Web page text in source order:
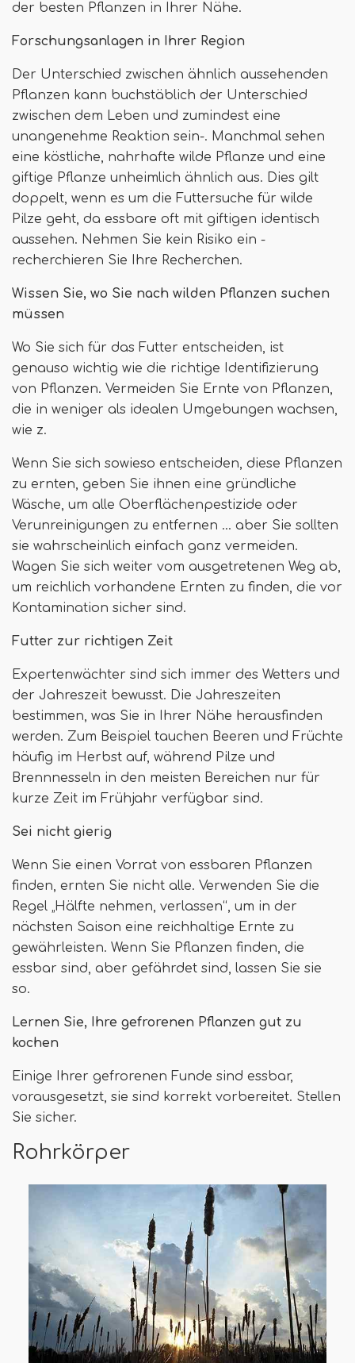
der besten Pflanzen in Ihrer Nähe.
Forschungsanlagen in Ihrer Region
Der Unterschied zwischen ähnlich aussehenden
Pflanzen kann buchstäblich der Unterschied
zwischen dem Leben und zumindest eine
unangenehme Reaktion sein-. Manchmal sehen
eine köstliche, nahrhafte wilde Pflanze und eine
giftige Pflanze unheimlich ähnlich aus. Dies gilt
doppelt, wenn es um die Futtersuche für wilde
Pilze geht, da essbare oft mit giftigen identisch
aussehen. Nehmen Sie kein Risiko ein -
recherchieren Sie Ihre Recherchen.
Wissen Sie, wo Sie nach wilden Pflanzen suchen
müssen
Wo Sie sich für das Futter entscheiden, ist
genauso wichtig wie die richtige Identifizierung
von Pflanzen. Vermeiden Sie Ernte von Pflanzen,
die in weniger als idealen Umgebungen wachsen,
wie z.
Wenn Sie sich sowieso entscheiden, diese Pflanzen
zu ernten, geben Sie ihnen eine gründliche
Wäsche, um alle Oberflächenpestizide oder
Verunreinigungen zu entfernen ... aber Sie sollten
sie wahrscheinlich einfach ganz vermeiden.
Wagen Sie sich weiter vom ausgetretenen Weg ab,
um reichlich vorhandene Ernten zu finden, die vor
Kontamination sicher sind.
Futter zur richtigen Zeit
Expertenwächter sind sich immer des Wetters und
der Jahreszeit bewusst. Die Jahreszeiten
bestimmen, was Sie in Ihrer Nähe herausfinden
werden. Zum Beispiel tauchen Beeren und Früchte
häufig im Herbst auf, während Pilze und
Brennnesseln in den meisten Bereichen nur für
kurze Zeit im Frühjahr verfügbar sind.
Sei nicht gierig
Wenn Sie einen Vorrat von essbaren Pflanzen
finden, ernten Sie nicht alle. Verwenden Sie die
Regel „Hälfte nehmen, verlassen“, um in der
nächsten Saison eine reichhaltige Ernte zu
gewährleisten. Wenn Sie Pflanzen finden, die
essbar sind, aber gefährdet sind, lassen Sie sie
so.
Lernen Sie, Ihre gefrorenen Pflanzen gut zu
kochen
Einige Ihrer gefrorenen Funde sind essbar,
vorausgesetzt, sie sind korrekt vorbereitet. Stellen
Sie sicher.
Rohrkörper